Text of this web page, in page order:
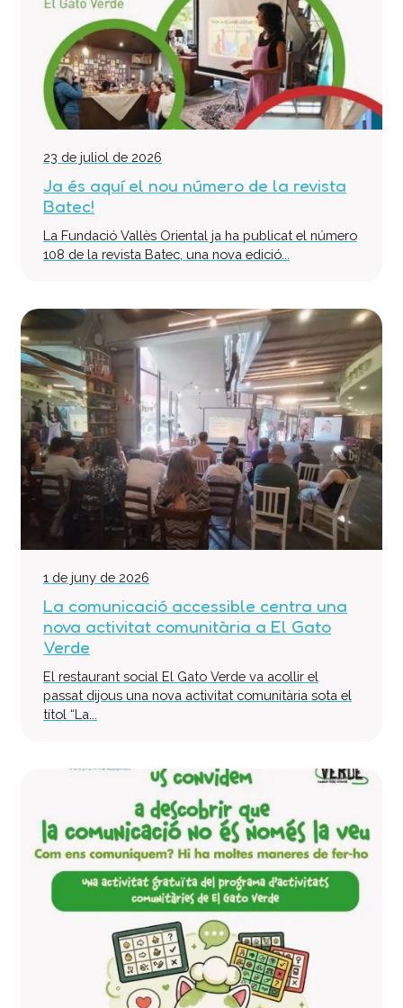
Equip multidisciplinari de suport
Col·labora
Voluntaris
Donacions
Projectes
23 de juliol de 2026
Ja és aquí el nou número de la revista
Batec!
La Fundació Vallès Oriental ja ha publicat el número
108 de la revista Batec, una nova edició...
1 de juny de 2026
La comunicació accessible centra una
nova activitat comunitària a El Gato
Verde
El restaurant social El Gato Verde va acollir el
passat dijous una nova activitat comunitària sota el
títol “La...